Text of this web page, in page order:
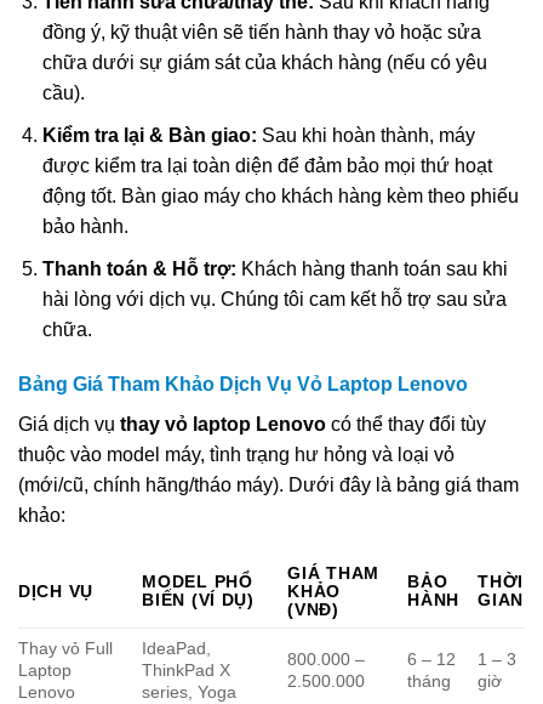
đồng ý, kỹ thuật viên sẽ tiến hành thay vỏ hoặc sửa
chữa dưới sự giám sát của khách hàng (nếu có yêu
cầu).
Kiểm tra lại & Bàn giao: Sau khi hoàn thành, máy
được kiểm tra lại toàn diện để đảm bảo mọi thứ hoạt
động tốt. Bàn giao máy cho khách hàng kèm theo phiếu
bảo hành.
Thanh toán & Hỗ trợ: Khách hàng thanh toán sau khi
hài lòng với dịch vụ. Chúng tôi cam kết hỗ trợ sau sửa
chữa.
Bảng Giá Tham Khảo Dịch Vụ Vỏ Laptop Lenovo
Giá dịch vụ thay vỏ laptop Lenovo có thể thay đổi tùy
thuộc vào model máy, tình trạng hư hỏng và loại vỏ
(mới/cũ, chính hãng/tháo máy). Dưới đây là bảng giá tham
khảo:
DỊCH VỤ
MODEL PHỔ
BIẾN (VÍ DỤ)
GIÁ THAM
KHẢO
(VNĐ)
BẢO
HÀNH
THỜI
GIAN
Thay vỏ Full
Laptop
Lenovo
IdeaPad,
ThinkPad X
series, Yoga
800.000 –
2.500.000
6 – 12
tháng
1 – 3
giờ